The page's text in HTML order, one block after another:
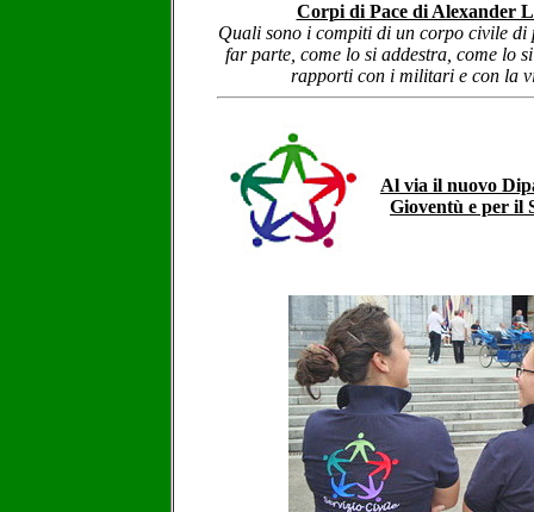
Corpi di Pace di Alexander
Quali sono i compiti di un corpo civile di
far parte, come lo si addestra, come lo
rapporti con i militari e con la
Al via il nuovo
Gioventù e per il